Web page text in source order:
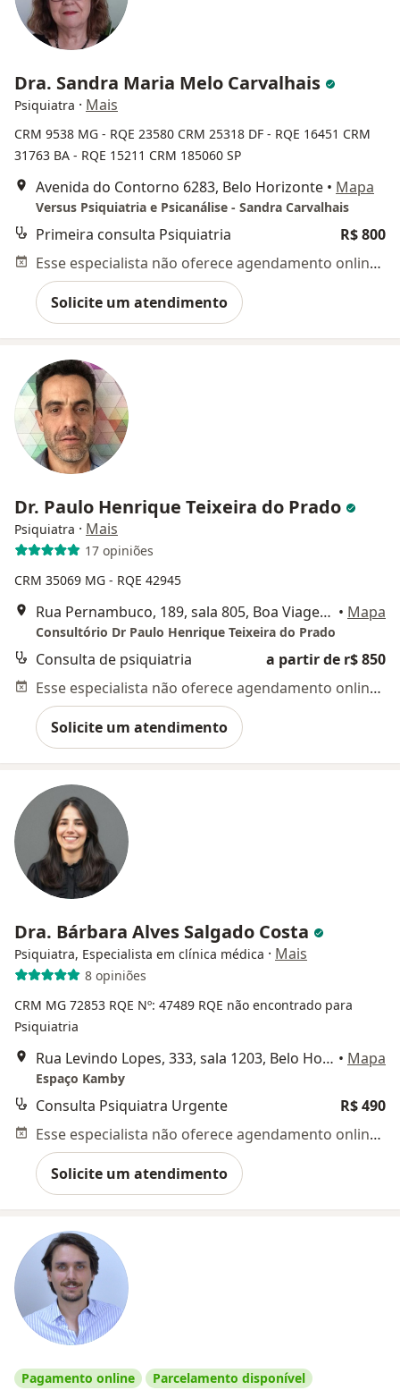
Dra. Sandra Maria Melo Carvalhais
Psiquiatra · Mais
CRM 9538 MG - RQE 23580 CRM 25318 DF - RQE 16451 CRM
31763 BA - RQE 15211 CRM 185060 SP
Avenida do Contorno 6283, Belo Horizonte • Mapa
Versus Psiquiatria e Psicanálise - Sandra Carvalhais
Primeira consulta Psiquiatria
R$ 800
Esse especialista não oferece agendamento online para esse endereço.
Solicite um atendimento
Dr. Paulo Henrique Teixeira do Prado
Psiquiatra · Mais
17 opiniões
CRM 35069 MG - RQE 42945
Rua Pernambuco, 189, sala 805, Boa Viagem, Belo Horizonte • Mapa
Consultório Dr Paulo Henrique Teixeira do Prado
Consulta de psiquiatria
a partir de r$ 850
Esse especialista não oferece agendamento online para esse endereço.
Solicite um atendimento
Dra. Bárbara Alves Salgado Costa
Psiquiatra, Especialista em clínica médica · Mais
8 opiniões
CRM MG 72853 RQE Nº: 47489 RQE não encontrado para
Psiquiatria
Rua Levindo Lopes, 333, sala 1203, Belo Horizonte • Mapa
Espaço Kamby
Consulta Psiquiatra Urgente
R$ 490
Esse especialista não oferece agendamento online para esse endereço.
Solicite um atendimento
Pagamento online Parcelamento disponível